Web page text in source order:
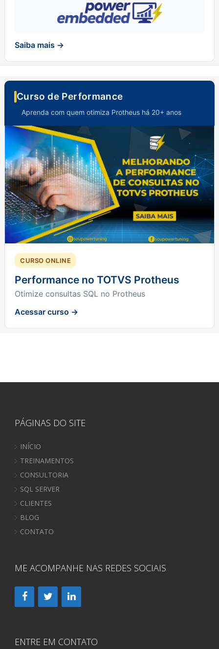
Saiba mais →
Curso de Performance
Aprenda com quem otimiza Protheus há 20+ anos
CURSO ONLINE
Performance no TOTVS Protheus
Otimize consultas SQL no Protheus
Acessar curso →
PÁGINAS DO SITE
INÍCIO
TREINAMENTOS
CONSULTORIA
SQL SERVER
CLIENTES
BLOG
CONTATO
ME ACOMPANHE NAS REDES SOCIAIS
ENTRE EM CONTATO